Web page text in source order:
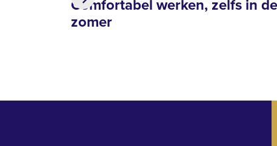
Comfortabel werken, zelfs in de
zomer